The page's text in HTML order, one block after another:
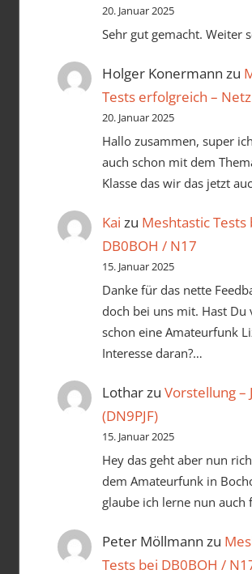
20. Januar 2025
Sehr gut gemacht. Weiter
Holger Konermann zu
Tests erfolgreich –
20. Januar 2025
Hallo zusammen, super
auch schon mit dem
Klasse das wir das jetzt
Kai zu Meshtastic Tests
DB0BOH / N17
15. Januar 2025
Danke für das nette
doch bei uns mit. Hast Du
schon eine Amateurfunk
Interesse daran?…
Lotharzu Vorstellung –
(DN9PJF)
15. Januar 2025
Hey das geht aber nun
dem Amateurfunk in
glaube ich lerne nun auch
Peter Möllmann zu
Tests bei DB0BOH /